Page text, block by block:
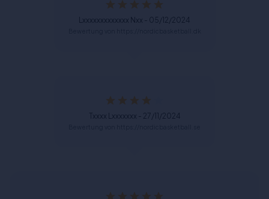
Lxxxxxxxxxxxxx Nxx - 05/12/2024
Txxxx Lxxxxxxx - 27/11/2024